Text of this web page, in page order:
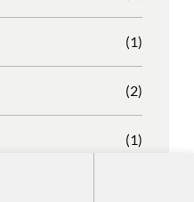
(1)
(2)
(1)